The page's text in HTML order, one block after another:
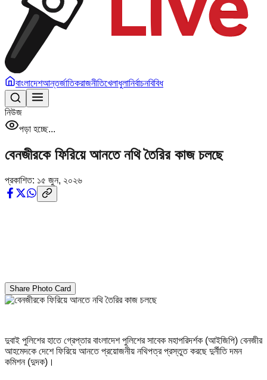
বাংলাদেশআন্তর্জাতিকরাজনীতিখেলাধুলানির্বাচনবিবিধ
নিউজ
পড়া হচ্ছে...
বেনজীরকে ফিরিয়ে আনতে নথি তৈরির কাজ চলছে
প্রকাশিত: ১৫ জুন, ২০২৬
Share Photo Card
দুবাই পুলিশের হাতে গ্রেপ্তার বাংলাদেশ পুলিশের সাবেক মহাপরিদর্শক (আইজিপি) বেনজীর
আহমেদকে দেশে ফিরিয়ে আনতে প্রয়োজনীয় নথিপত্র প্রস্তুত করছে দুর্নীতি দমন
কমিশন (দুদক)।